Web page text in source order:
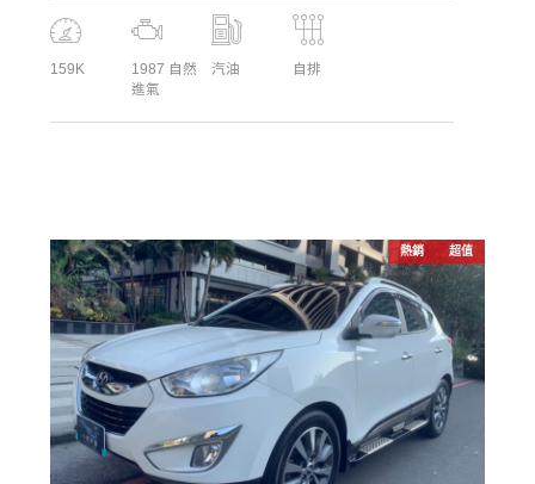
159K
1987 自然
進氣
汽油 自排
熱銷 超值